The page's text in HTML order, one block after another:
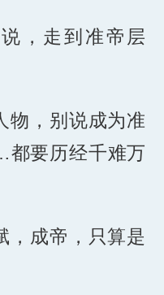
，走到准帝层
物，别说成为准
要历经千难万
，成帝，只算是